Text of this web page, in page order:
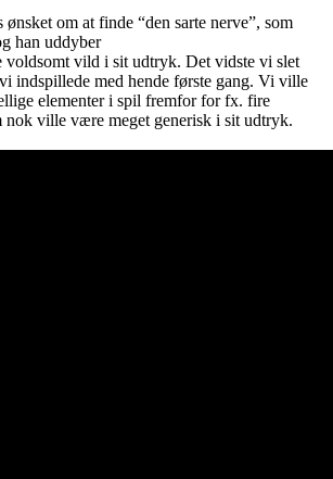
om at finde “den sarte nerve”, som
han uddyber
voldsomt vild i sit udtryk. Det vidste vi slet
indspillede med hende første gang. Vi ville
elementer i spil fremfor for fx. fire
nok ville være meget generisk i sit udtryk.